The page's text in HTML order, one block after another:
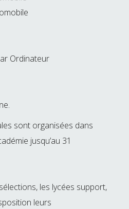
Ordinateur
sont organisées dans
jusqu’au 31
les lycées support,
leurs